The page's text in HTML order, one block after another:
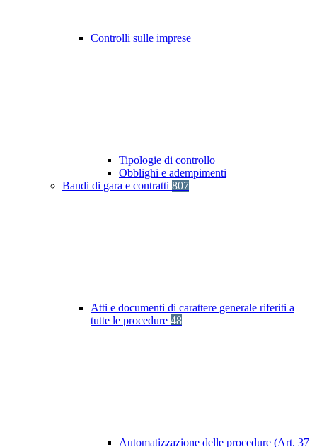
Controlli sulle imprese
Tipologie di controllo
Obblighi e adempimenti
Bandi di gara e contratti 807
Atti e documenti di carattere generale riferiti a
tutte le procedure 48
Automatizzazione delle procedure (Art. 37